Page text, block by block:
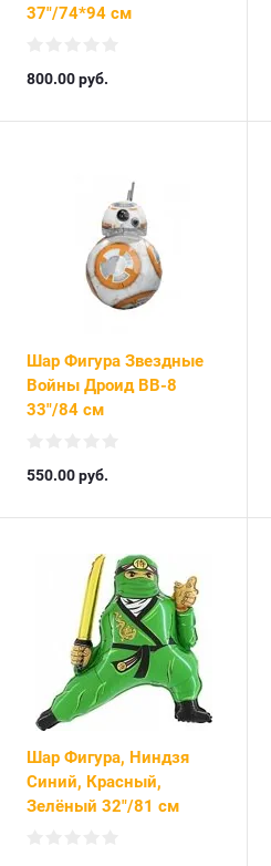
37"/74*94 см
800.00руб.
Шар Фигура Звездные
Войны Дроид BB-8
33"/84 см
550.00руб.
Шар Фигура, Ниндзя
Синий, Красный,
Зелёный 32"/81 см